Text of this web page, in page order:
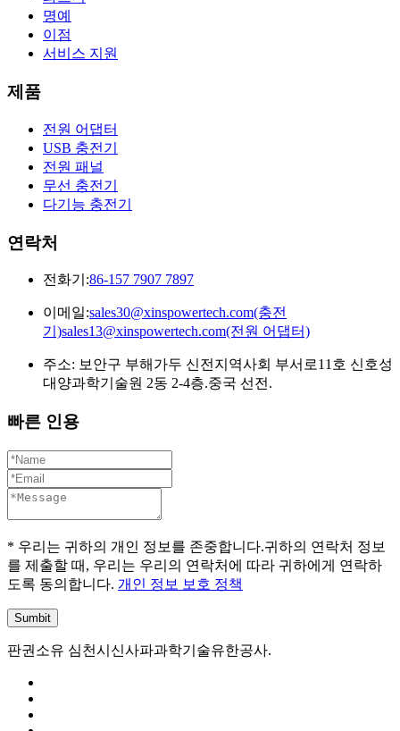
명예
이점
서비스 지원
제품
전원 어댑터
USB 충전기
전원 패널
무선 충전기
다기능 충전기
연락처
전화기:86-157 7907 7897
이메일:sales30@xinspowertech.com(충전
기)sales13@xinspowertech.com(전원 어댑터)
주소: 보안구 부해가두 신전지역사회 부서로11호 신호성
대양과학기술원 2동 2-4층.중국 선전.
빠른 인용
* 우리는 귀하의 개인 정보를 존중합니다.귀하의 연락처 정보
를 제출할 때, 우리는 우리의 연락처에 따라 귀하에게 연락하
도록 동의합니다. 개인 정보 보호 정책
판권소유 심천시신사파과학기술유한공사.